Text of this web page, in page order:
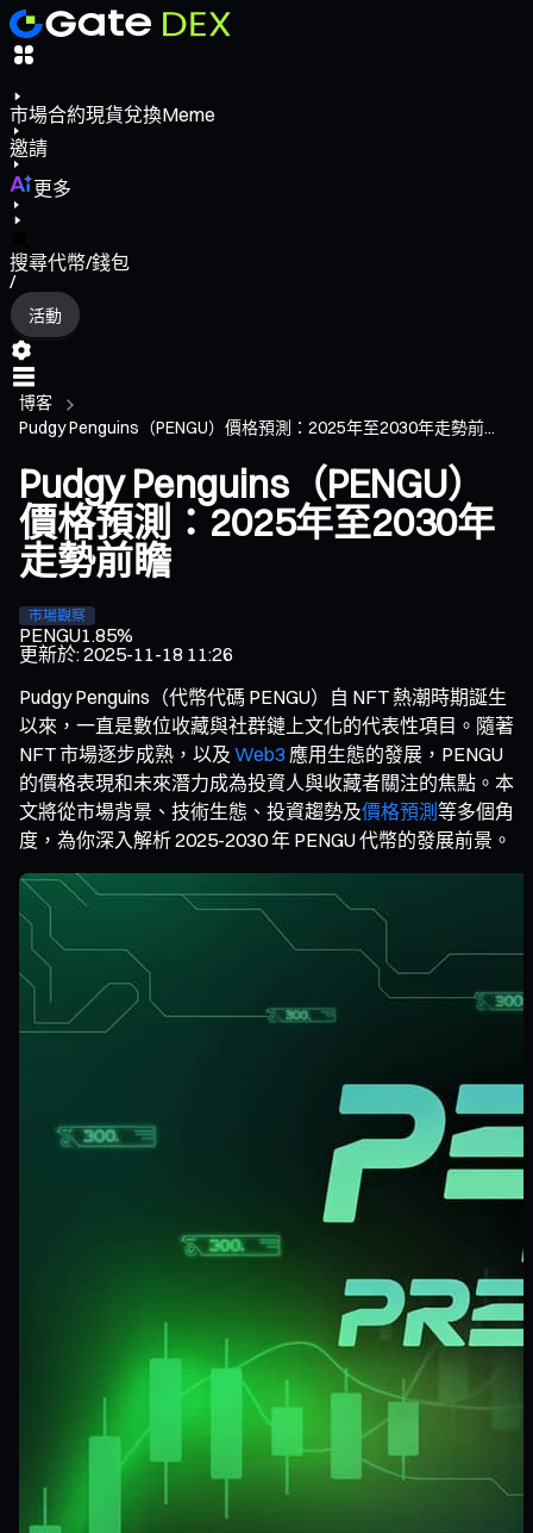
市場合約現貨兌換Meme
邀請
更多
搜尋代幣/錢包
/
活動
博客
Pudgy Penguins（PENGU）價格預測：2025年至2030年走勢前...
Pudgy Penguins（PENGU）
價格預測：2025年至2030年
走勢前瞻
市場觀察
PENGU1.85%
更新於:2025-11-18 11:26
Pudgy Penguins（代幣代碼 PENGU）自 NFT 熱潮時期誕生
以來，一直是數位收藏與社群鏈上文化的代表性項目。隨著
NFT 市場逐步成熟，以及 Web3 應用生態的發展，PENGU
的價格表現和未來潛力成為投資人與收藏者關注的焦點。本
文將從市場背景、技術生態、投資趨勢及價格預測等多個角
度，為你深入解析 2025-2030 年 PENGU 代幣的發展前景。